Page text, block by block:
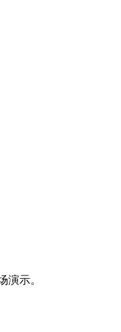
演示。